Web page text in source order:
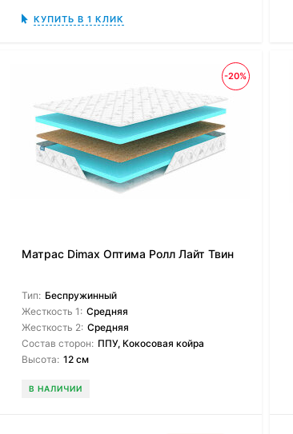
КУПИТЬ В 1 КЛИК
-20%
Матрас Dimax Оптима Ролл Лайт Твин
Тип: Беспружинный
Жесткость 1: Средняя
Жесткость 2: Средняя
Состав сторон: ППУ, Кокосовая койра
Высота: 12 см
В НАЛИЧИИ